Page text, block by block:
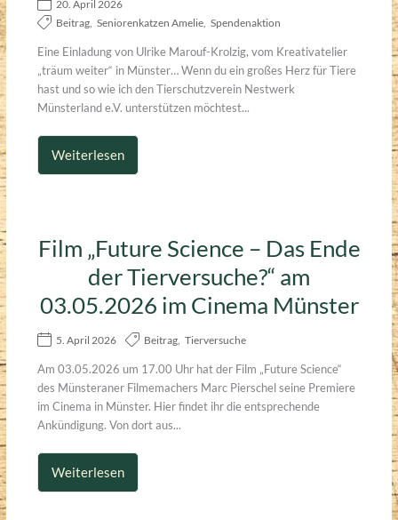
20. April 2026
Beitrag, Seniorenkatzen Amelie, Spendenaktion
Eine Einladung von Ulrike Marouf-Krolzig, vom Kreativatelier
„träum weiter“ in Münster… Wenn du ein großes Herz für Tiere
hast und so wie ich den Tierschutzverein Nestwerk
Münsterland e.V. unterstützen möchtest...
Weiterlesen
Film „Future Science – Das Ende
der Tierversuche?“ am
03.05.2026 im Cinema Münster
5. April 2026 Beitrag, Tierversuche
Am 03.05.2026 um 17.00 Uhr hat der Film „Future Science“
des Münsteraner Filmemachers Marc Pierschel seine Premiere
im Cinema in Münster. Hier findet ihr die entsprechende
Ankündigung. Von dort aus...
Weiterlesen